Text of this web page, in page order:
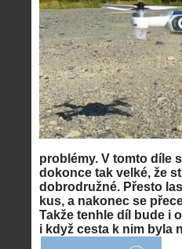
problémy. V tomto díle
dokonce tak velké, že
dobrodružné. Přesto
kus, a nakonec se
Takže tenhle díl bude i
i když cesta k nim byla